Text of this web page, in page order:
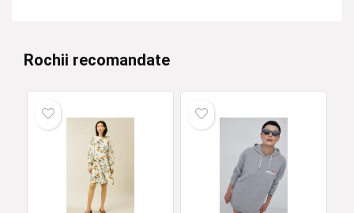
Rochii recomandate